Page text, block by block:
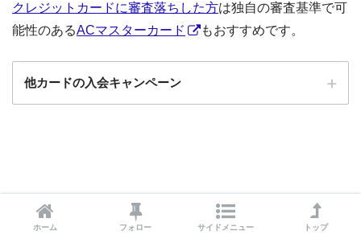
クレジットカードに審査落ちした方は独自の審査基準で可
能性のあるACマスターカード もおすすめです。
他カードの入会キャンペーン
au PAYカード au PAYカードの入会キャンペーン
ホーム フォロー サイドメニュー トップ